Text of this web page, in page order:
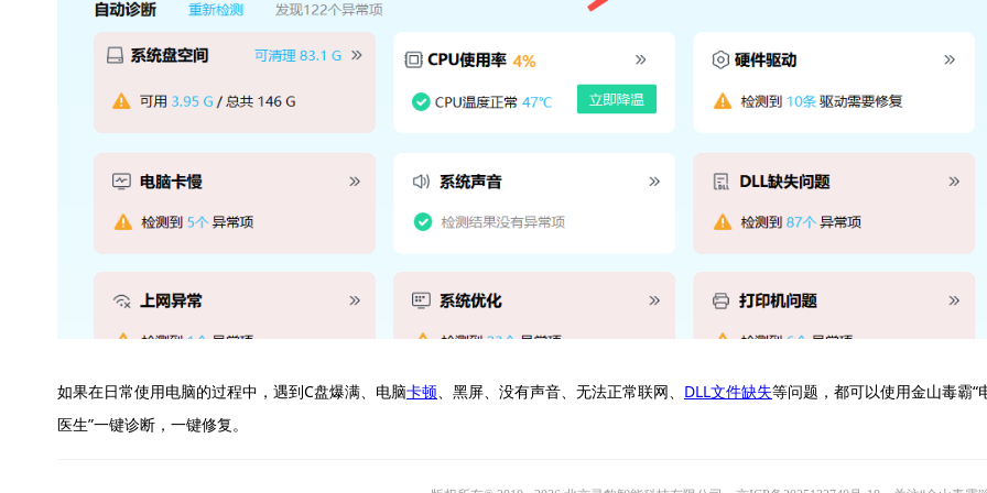
如果在日常使用电脑的过程中，遇到C盘爆满、电脑卡顿、黑屏、没有声音、无法正常联网、 DLL文件缺失等问题，都可以使用金山毒霸“
医生”一键诊断，一键修复。